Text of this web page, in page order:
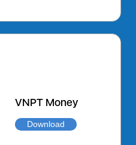
VNPT Money
Download